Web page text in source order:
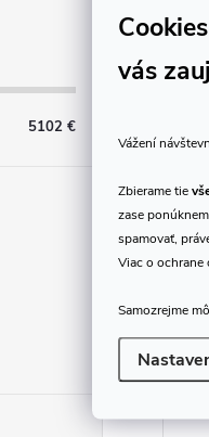
vás
Vážení
Zbierame tie
zase
spamovať,
Viac o
Samozrejme
5102 €
2